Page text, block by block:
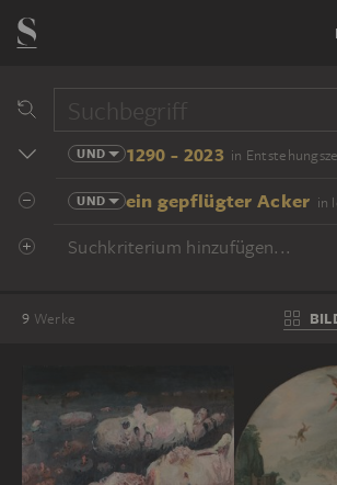
UND 1290 - 2023 in
UND ein gepflügter Acker in
Suchkriterium hinzufügen...
9 Werke